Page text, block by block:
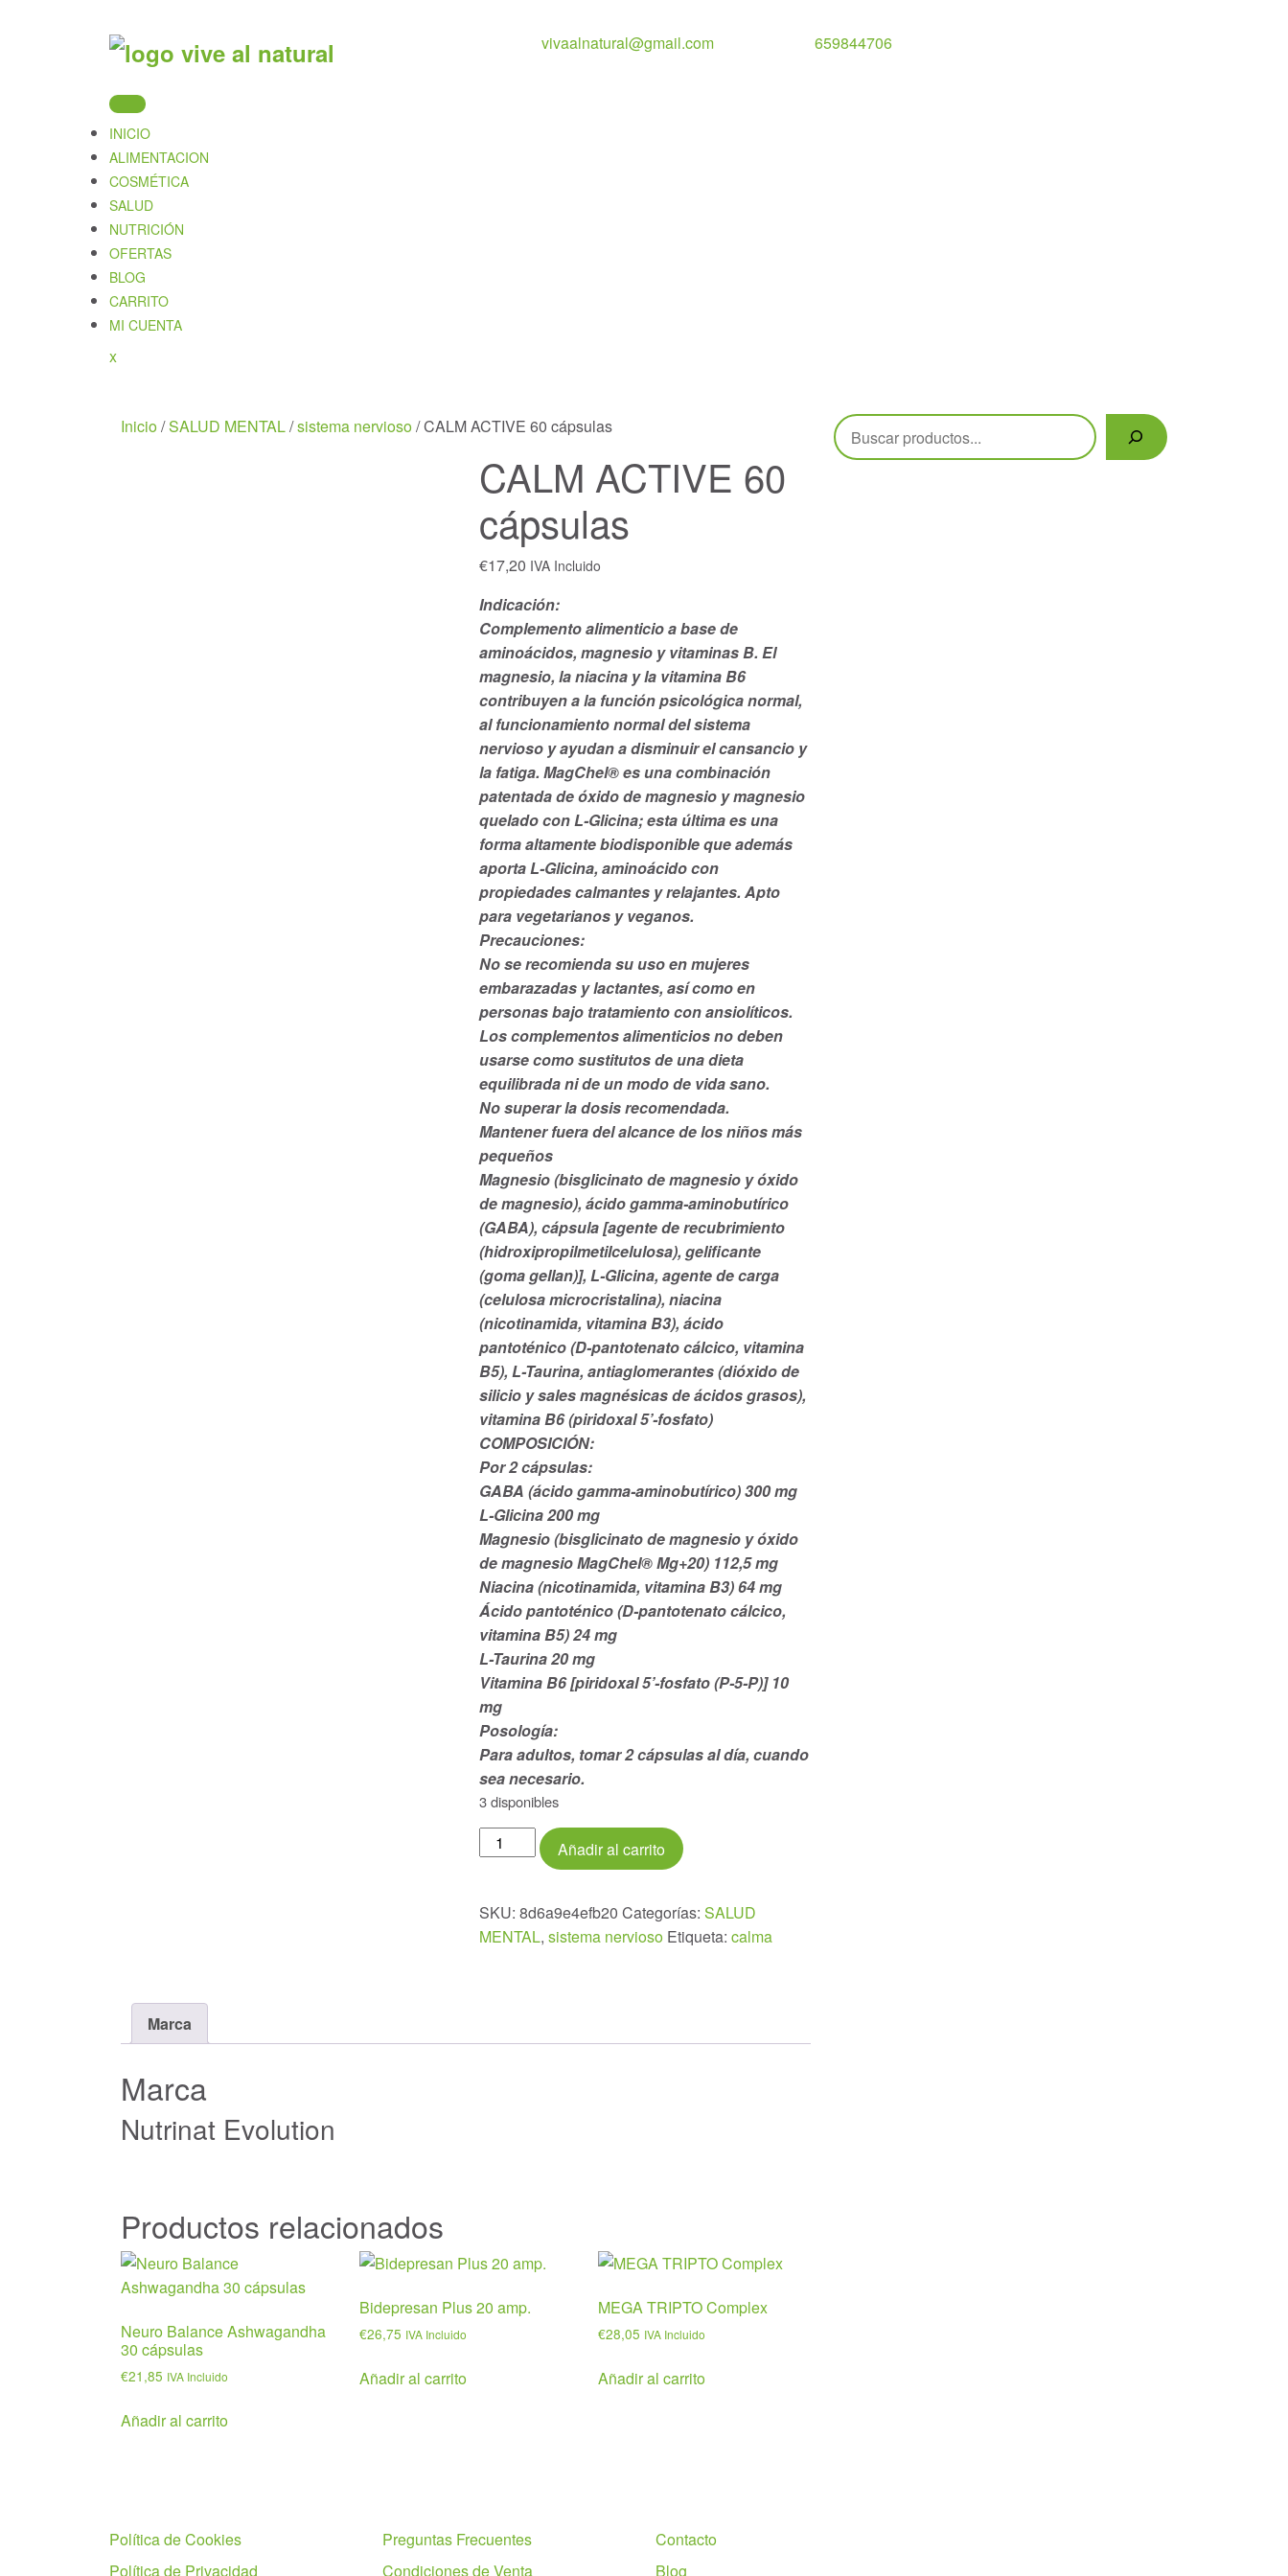
vivaalnatural@gmail.com 659844706
INICIO
ALIMENTACION
COSMÉTICA
SALUD
NUTRICIÓN
OFERTAS
BLOG
CARRITO
MI CUENTA
xClose
Inicio/SALUD MENTAL/sistema nervioso/ CALM ACTIVE 60 cápsulas
CALM ACTIVE 60
cápsulas
€17,20 IVA Incluido
Indicación:
Complemento alimenticio a base de
aminoácidos, magnesio y vitaminas B. El
magnesio, la niacina y la vitamina B6
contribuyen a la función psicológica normal,
al funcionamiento normal del sistema
nervioso y ayudan a disminuir el cansancio y
la fatiga. MagChel® es una combinación
patentada de óxido de magnesio y magnesio
quelado con L-Glicina; esta última es una
forma altamente biodisponible que además
aporta L-Glicina, aminoácido con
propiedades calmantes y relajantes. Apto
para vegetarianos y veganos.
Precauciones:
No se recomienda su uso en mujeres
embarazadas y lactantes, así como en
personas bajo tratamiento con ansiolíticos.
Los complementos alimenticios no deben
usarse como sustitutos de una dieta
equilibrada ni de un modo de vida sano.
No superar la dosis recomendada.
Mantener fuera del alcance de los niños más
pequeños
Magnesio (bisglicinato de magnesio y óxido
de magnesio), ácido gamma-aminobutírico
(GABA), cápsula [agente de recubrimiento
(hidroxipropilmetilcelulosa), gelificante
(goma gellan)], L-Glicina, agente de carga
(celulosa microcristalina), niacina
(nicotinamida, vitamina B3), ácido
pantoténico (D-pantotenato cálcico, vitamina
B5), L-Taurina, antiaglomerantes (dióxido de
silicio y sales magnésicas de ácidos grasos),
vitamina B6 (piridoxal 5’-fosfato)
COMPOSICIÓN:
Por 2 cápsulas:
GABA (ácido gamma-aminobutírico) 300 mg
L-Glicina 200 mg
Magnesio (bisglicinato de magnesio y óxido
de magnesio MagChel® Mg+20) 112,5 mg
Niacina (nicotinamida, vitamina B3) 64 mg
Ácido pantoténico (D-pantotenato cálcico,
vitamina B5) 24 mg
L-Taurina 20 mg
Vitamina B6 [piridoxal 5’-fosfato (P-5-P)] 10
mg
Posología:
Para adultos, tomar 2 cápsulas al día, cuando
sea necesario.
3 disponibles
CALM
ACTIVE
cápsulas
cantidad
Añadir al carrito
SKU:8d6a9e4efb20 Categorías:SALUD
MENTAL,sistema nervioso Etiqueta:calma
Marca
Marca
Nutrinat Evolution
Productos relacionados
Neuro Balance Ashwagandha
30 cápsulas
€21,85 IVA Incluido
Añadir al carrito
Bidepresan Plus 20 amp.
€26,75 IVA Incluido
Añadir al carrito
MEGA TRIPTO Complex
€28,05 IVA Incluido
Añadir al carrito
Buscar
Política de Cookies
Política de Privacidad
Preguntas Frecuentes
Condiciones de Venta
Contacto
Blog